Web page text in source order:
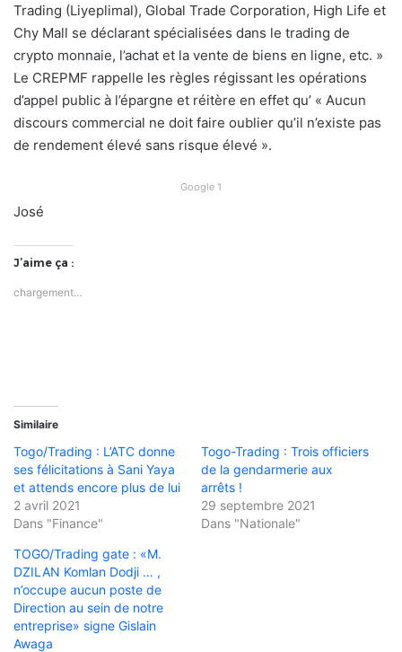
Trading (Liyeplimal), Global Trade Corporation, High Life et
Chy Mall se déclarant spécialisées dans le trading de
crypto monnaie, l’achat et la vente de biens en ligne, etc. »
Le CREPMF rappelle les règles régissant les opérations
d’appel public à l’épargne et réitère en effet qu’ « Aucun
discours commercial ne doit faire oublier qu’il n’existe pas
de rendement élevé sans risque élevé ».
Google 1
José
J’aime ça :
chargement…
Similaire
Togo/Trading : L’ATC donne
ses félicitations à Sani Yaya
et attends encore plus de lui
2 avril 2021
Dans "Finance"
Togo-Trading : Trois officiers
de la gendarmerie aux
arrêts !
29 septembre 2021
Dans "Nationale"
TOGO/Trading gate : «M.
DZILAN Komlan Dodji … ,
n’occupe aucun poste de
Direction au sein de notre
entreprise» signe Gislain
Awaga